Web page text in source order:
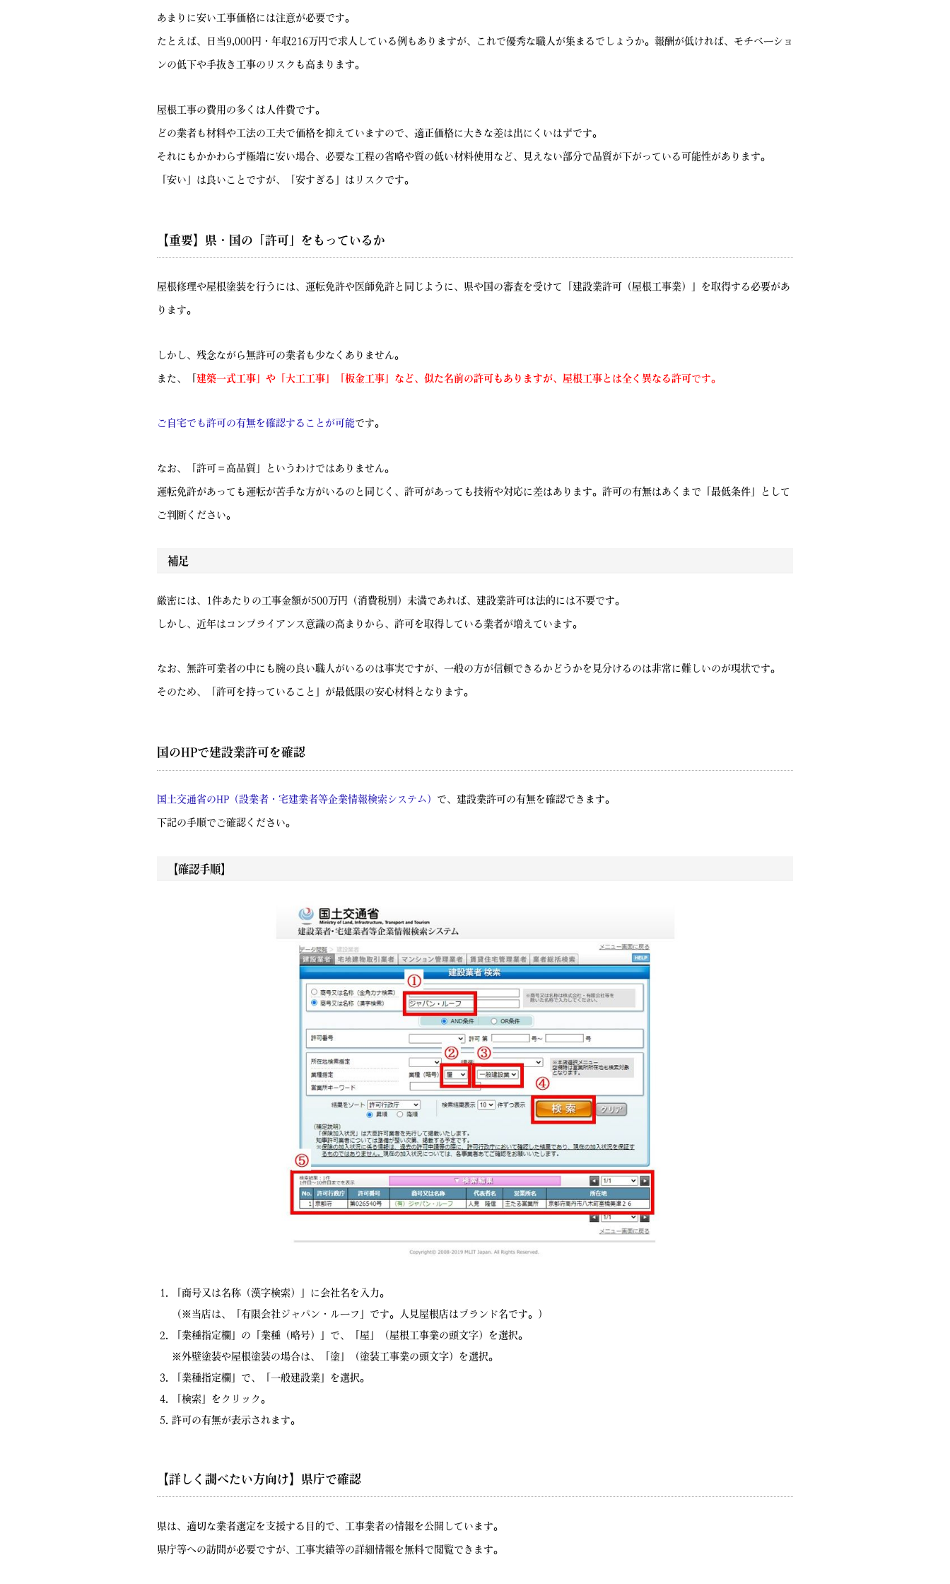
あまりに安い工事価格には注意が必要です。
たとえば、日当9,000円・年収216万円で求人している例もありますが、これで優秀な職人が集まるでしょうか。報酬が低ければ、モチベーショ
ンの低下や手抜き工事のリスクも高まります。
屋根工事の費用の多くは人件費です。
どの業者も材料や工法の工夫で価格を抑えていますので、適正価格に大きな差は出にくいはずです。
それにもかかわらず極端に安い場合、必要な工程の省略や質の低い材料使用など、見えない部分で品質が下がっている可能性があります。
「安い」は良いことですが、「安すぎる」はリスクです。
【重要】県・国の「許可」をもっているか
屋根修理や屋根塗装を行うには、運転免許や医師免許と同じように、県や国の審査を受けて「建設業許可（屋根工事業）」を取得する必要があ
ります。
しかし、残念ながら無許可の業者も少なくありません。
また、 建築一式工事」や「大工工事」「板金工事」など、似た名前の許可もありますが、屋根工事とは全く異なる許可です。
ご自宅でも許可の有無を確認することが可能です。
なお、「許可＝高品質」というわけではありません。
運転免許があっても運転が苦手な方がいるのと同じく、許可があっても技術や対応に差はあります。許可の有無はあくまで「最低条件」として
ご判断ください。
補足
厳密には、1件あたりの工事金額が500万円（消費税別）未満であれば、建設業許可は法的には不要です。
しかし、近年はコンプライアンス意識の高まりから、許可を取得している業者が増えています。
なお、無許可業者の中にも腕の良い職人がいるのは事実ですが、一般の方が信頼できるかどうかを見分けるのは非常に難しいのが現状です。
そのため、「許可を持っていること」が最低限の安心材料となります。
国のHPで建設業許可を確認
国土交通省のHP（設業者・宅建業者等企業情報検索システム） で、建設業許可の有無を確認できます。
下記の手順でご確認ください。
【確認手順】
「商号又は名称（漢字検索）」に会社名を入力。
（※当店は、「有限会社ジャパン・ルーフ」です。人見屋根店はブランド名です。）
「業種指定欄」の「業種（略号）」で、「屋」（屋根工事業の頭文字）を選択。
※外壁塗装や屋根塗装の場合は、「塗」（塗装工事業の頭文字）を選択。
「業種指定欄」で、「一般建設業」を選択。
「検索」をクリック。
許可の有無が表示されます。
【詳しく調べたい方向け】県庁で確認
県は、適切な業者選定を支援する目的で、工事業者の情報を公開しています。
県庁等への訪問が必要ですが、工事実績等の詳細情報を無料で閲覧できます。